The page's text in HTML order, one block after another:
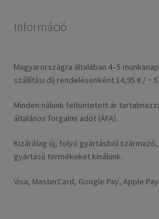
Információ
Magyarországra általában 4–5
szállítási díj rendelésenként 14,95 € / ~
Minden nálunk feltüntetett ár
általános forgalmi adót (ÁFA).
Kizárólag új, folyó gyártásból
gyártású termékeket kínálunk.
Visa, MasterCard, Google Pay, Apple